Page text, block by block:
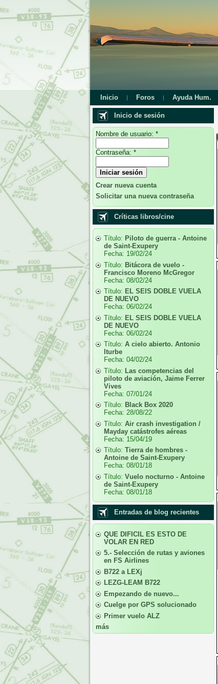
Inicio Foros Ayuda Hum.
Inicio de sesión
Nombre de usuario: *
Contraseña: *
Crear nueva cuenta
Solicitar una nueva contraseña
Críticas libros/cine
Título: Piloto de guerra - Antoine
de Saint-Exupery
Fecha: 19/02/24
Título: Bitácora de vuelo -
Francisco Moreno McGregor
Fecha: 08/02/24
Título: EL SEIS DOBLE VUELA
DE NUEVO
Fecha: 06/02/24
Título: EL SEIS DOBLE VUELA
DE NUEVO
Fecha: 06/02/24
Título: A cielo abierto. Antonio
Iturbe
Fecha: 04/02/24
Título: Las competencias del
piloto de aviación, Jaime Ferrer
Vives
Fecha: 07/01/24
Título: Black Box 2020
Fecha: 28/08/22
Título: Air crash investigation /
Mayday catástrofes aéreas
Fecha: 15/04/19
Título: Tierra de hombres -
Antoine de Saint-Exupery
Fecha: 08/01/18
Título: Vuelo nocturno - Antoine
de Saint-Exupery
Fecha: 08/01/18
Entradas de blog recientes
QUE DIFICIL ES ESTO DE
VOLAR EN RED
5.- Selección de rutas y aviones
en FS Airlines
B722 a LEXj
LEZG-LEAM B722
Empezando de nuevo...
Cuelge por GPS solucionado
Primer vuelo ALZ
más